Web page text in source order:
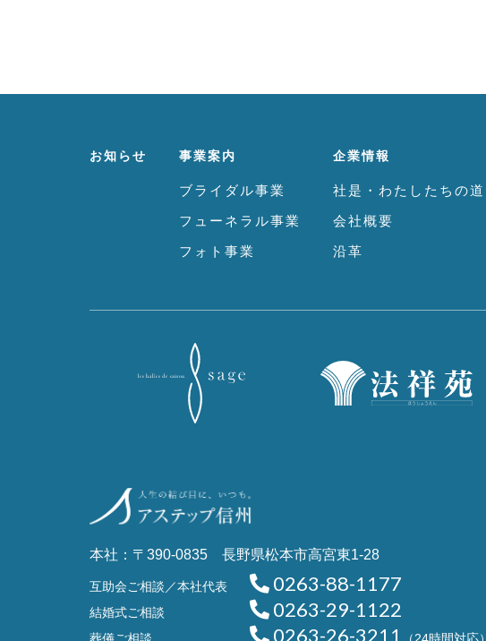
お知らせ 事業案内
ブライダル事業
フューネラル事業
フォト事業
企業情報
社是・わたしたちの道
会社概要
沿革
本社：〒390-0835 長野県松本市高宮東1-28
互助会ご相談／本社代表 0263-88-1177
結婚式ご相談 0263-29-1122
葬儀ご相談 0263-26-3211